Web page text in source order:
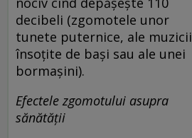
decibeli (zgomotele unor
tunete puternice, ale muzicii
însoțite de bași sau ale unei
bormașini).
Efectele zgomotului asupra
sănătății